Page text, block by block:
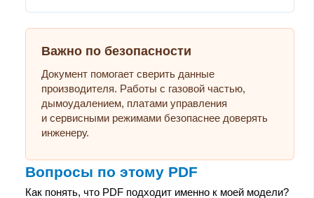
Важно по безопасности
Документ помогает сверить данные
производителя. Работы с газовой частью,
дымоудалением, платами управления
и сервисными режимами безопаснее доверять
инженеру.
Вопросы по этому PDF
Как понять, что PDF подходит именно к моей модели?